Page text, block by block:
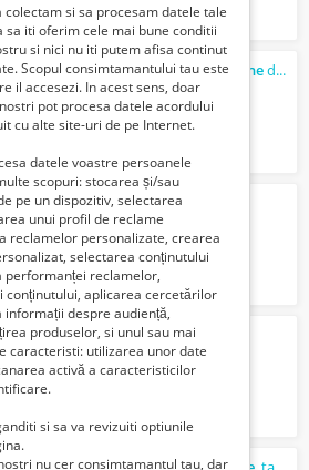
Dual Sim si Siemenstelefoanede colectie
Lei
media markt
Euro €
telecomunicatii UEM 1975 galena
Lei
colectam si sa procesam datele tale
sa iti oferim cele mai bune conditii
si nici nu iti putem afisa continut
Scopul consimtamantului tau este
il accesezi. In acest sens, doar
pot procesa datele acordului
cu alte site-uri de pe Internet.
datele voastre persoanele
scopuri: stocarea și/sau
pe un dispozitiv, selectarea
unui profil de reclame
reclamelor personalizate, crearea
selectarea conținutului
performanței reclamelor,
aplicarea cercetărilor
despre audiență,
produselor, si unul sau mai
caracteristi: utilizarea unor date
activă a caracteristicilor
si sa va revizuiti optiunile
nu cer consimtamantul tau, dar